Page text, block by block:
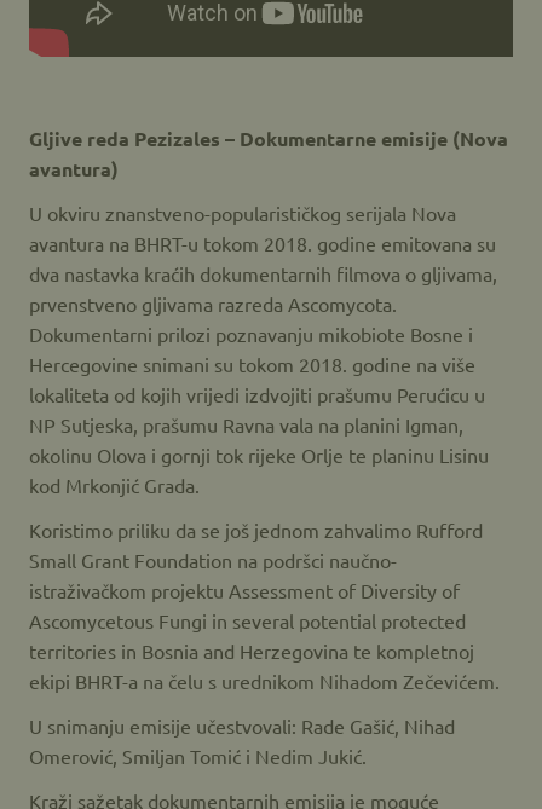
Gljive reda Pezizales – Dokumentarne emisije (Nova
avantura)
U okviru znanstveno-popularističkog serijala Nova
avantura na BHRT-u tokom 2018. godine emitovana su
dva nastavka kraćih dokumentarnih filmova o gljivama,
prvenstveno gljivama razreda Ascomycota.
Dokumentarni prilozi poznavanju mikobiote Bosne i
Hercegovine snimani su tokom 2018. godine na više
lokaliteta od kojih vrijedi izdvojiti prašumu Perućicu u
NP Sutjeska, prašumu Ravna vala na planini Igman,
okolinu Olova i gornji tok rijeke Orlje te planinu Lisinu
kod Mrkonjić Grada.
Koristimo priliku da se još jednom zahvalimo Rufford
Small Grant Foundation na podršci naučno-
istraživačkom projektu Assessment of Diversity of
Ascomycetous Fungi in several potential protected
territories in Bosnia and Herzegovina te kompletnoj
ekipi BHRT-a na čelu s urednikom Nihadom Zečevićem.
U snimanju emisije učestvovali: Rade Gašić, Nihad
Omerović, Smiljan Tomić i Nedim Jukić.
Kraži sažetak dokumentarnih emisija je moguće